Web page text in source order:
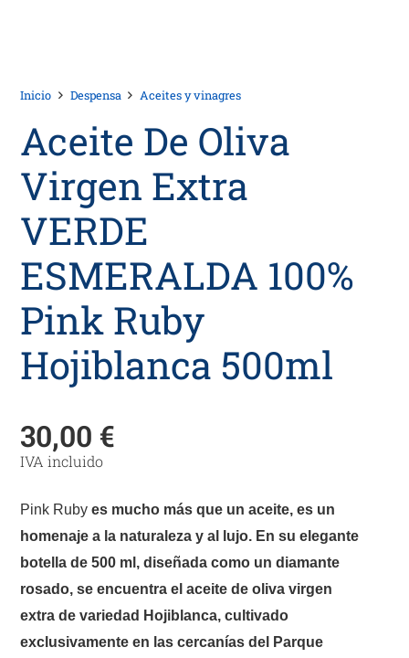
Inicio Despensa Aceites y vinagres
Aceite De Oliva
Virgen Extra
VERDE
ESMERALDA 100%
Pink Ruby
Hojiblanca 500ml
30,00 €
IVA incluido
Pink Ruby es mucho más que un aceite, es un
homenaje a la naturaleza y al lujo. En su elegante
botella de 500 ml, diseñada como un diamante
rosado, se encuentra el aceite de oliva virgen
extra de variedad Hojiblanca, cultivado
exclusivamente en las cercanías del Parque